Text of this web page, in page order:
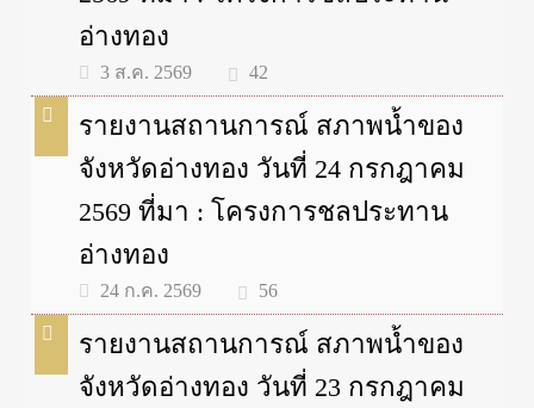
อ่างทอง
3 ส.ค. 2569 42
รายงานสถานการณ์ สภาพน้ำของ
จังหวัดอ่างทอง วันที่ 24 กรกฎาคม
2569 ที่มา : โครงการชลประทาน
อ่างทอง
24 ก.ค. 2569 56
รายงานสถานการณ์ สภาพน้ำของ
จังหวัดอ่างทอง วันที่ 23 กรกฎาคม